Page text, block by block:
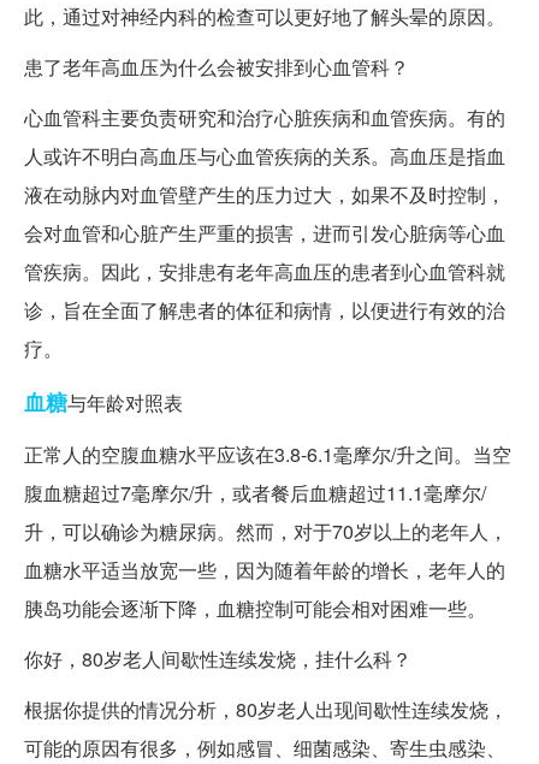
此，通过对神经内科的检查可以更好地了解头晕的原因。
患了老年高血压为什么会被安排到心血管科？
心血管科主要负责研究和治疗心脏疾病和血管疾病。有的
人或许不明白高血压与心血管疾病的关系。高血压是指血
液在动脉内对血管壁产生的压力过大，如果不及时控制，
会对血管和心脏产生严重的损害，进而引发心脏病等心血
管疾病。因此，安排患有老年高血压的患者到心血管科就
诊，旨在全面了解患者的体征和病情，以便进行有效的治
疗。
血糖与年龄对照表
正常人的空腹血糖水平应该在3.8-6.1毫摩尔/升之间。当空
腹血糖超过7毫摩尔/升，或者餐后血糖超过11.1毫摩尔/
升，可以确诊为糖尿病。然而，对于70岁以上的老年人，
血糖水平适当放宽一些，因为随着年龄的增长，老年人的
胰岛功能会逐渐下降，血糖控制可能会相对困难一些。
你好，80岁老人间歇性连续发烧，挂什么科？
根据你提供的情况分析，80岁老人出现间歇性连续发烧，
可能的原因有很多，例如感冒、细菌感染、寄生虫感染、